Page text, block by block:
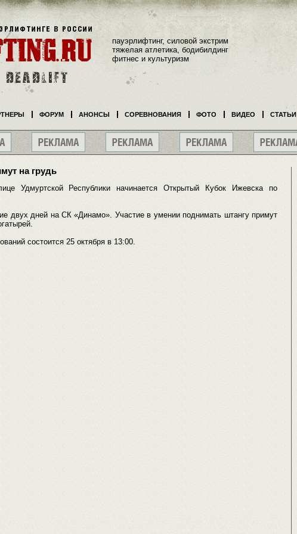
на грудь
Удмуртской Республики начинается Открытый Кубок Ижевска по
двух дней на СК «Динамо». Участие в умении поднимать штангу примут
состоится 25 октября в 13:00.
пауэрлифтинг, силовой экстрим
тяжелая атлетика, бодибилдинг
фитнес и культуризм
ФОРУМ АНОНСЫ СОРЕВНОВАНИЯ ФОТО ВИДЕО СТАТЬИ